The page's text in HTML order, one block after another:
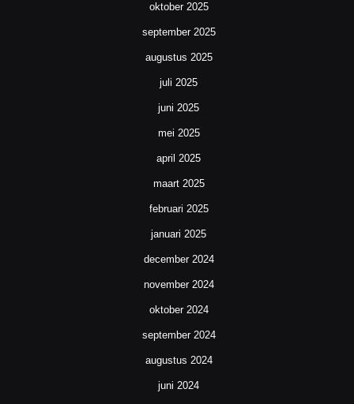
oktober 2025
september 2025
augustus 2025
juli 2025
juni 2025
mei 2025
april 2025
maart 2025
februari 2025
januari 2025
december 2024
november 2024
oktober 2024
september 2024
augustus 2024
juni 2024